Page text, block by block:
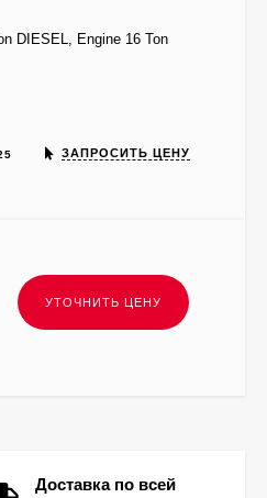
DIESEL, Engine 16 Ton
ЗАПРОСИТЬ ЦЕНУ
Доставка по всей